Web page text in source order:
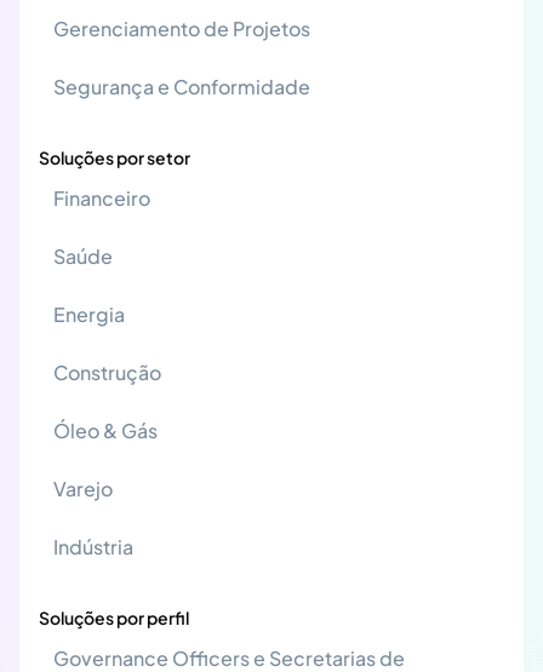
Gerenciamento de Projetos
Segurança e Conformidade
Soluções por setor
Financeiro
Saúde
Energia
Construção
Óleo & Gás
Varejo
Indústria
Soluções por perfil
Governance Officers e Secretarias de